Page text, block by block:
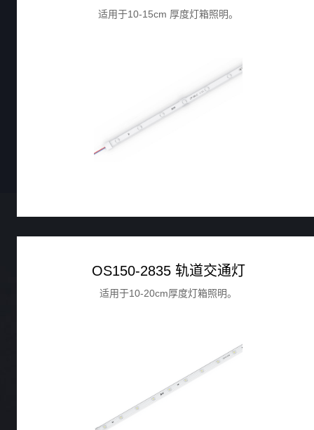
适用于10-15cm 厚度灯箱照明。
OS150-2835 轨道交通灯
适用于10-20cm厚度灯箱照明。